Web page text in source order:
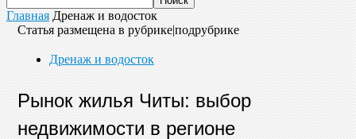
Главная Дренаж и водосток
Статья размещена в рубрике|подрубрике
Дренаж и водосток
Рынок жилья Читы: выбор
недвижимости в регионе